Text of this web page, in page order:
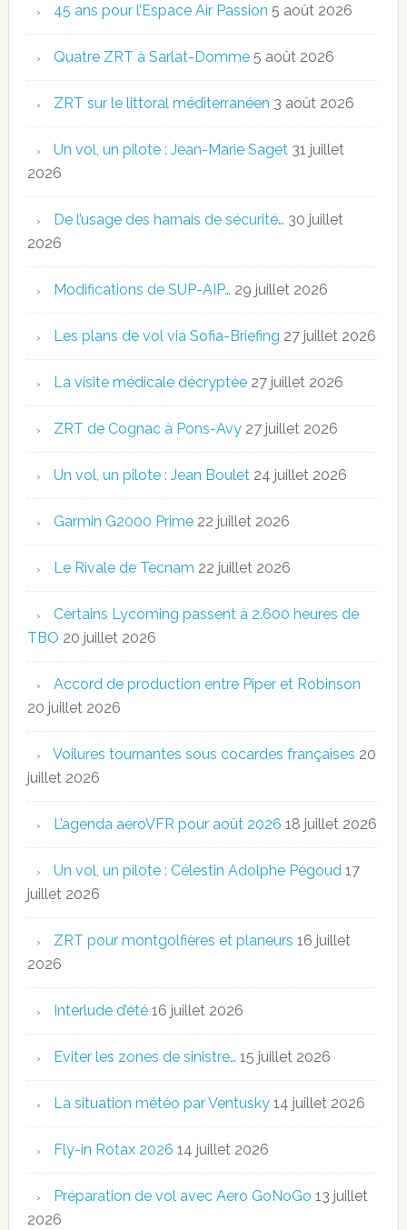
45 ans pour l’Espace Air Passion 5 août 2026
Quatre ZRT à Sarlat-Domme 5 août 2026
ZRT sur le littoral méditerranéen 3 août 2026
Un vol, un pilote : Jean-Marie Saget 31 juillet
2026
De l’usage des harnais de sécurité… 30 juillet
2026
Modifications de SUP-AIP… 29 juillet 2026
Les plans de vol via Sofia-Briefing 27 juillet 2026
La visite médicale décryptée 27 juillet 2026
ZRT de Cognac à Pons-Avy 27 juillet 2026
Un vol, un pilote : Jean Boulet 24 juillet 2026
Garmin G2000 Prime 22 juillet 2026
Le Rivale de Tecnam 22 juillet 2026
Certains Lycoming passent à 2.600 heures de
TBO 20 juillet 2026
Accord de production entre Piper et Robinson
20 juillet 2026
Voilures tournantes sous cocardes françaises 20
juillet 2026
L’agenda aeroVFR pour août 2026 18 juillet 2026
Un vol, un pilote : Célestin Adolphe Pégoud 17
juillet 2026
ZRT pour montgolfières et planeurs 16 juillet
2026
Interlude d’été 16 juillet 2026
Eviter les zones de sinistre… 15 juillet 2026
La situation météo par Ventusky 14 juillet 2026
Fly-in Rotax 2026 14 juillet 2026
Préparation de vol avec Aero GoNoGo 13 juillet
2026